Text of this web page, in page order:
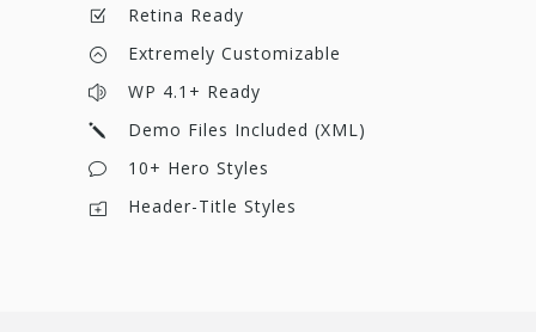
Retina Ready
Extremely Customizable
WP 4.1+ Ready
Demo Files Included (XML)
10+ Hero Styles
Header-Title Styles